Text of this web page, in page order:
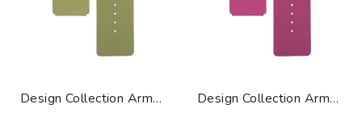
Design Collection Armband Olivegrün Design Collection Armband Pfirsich